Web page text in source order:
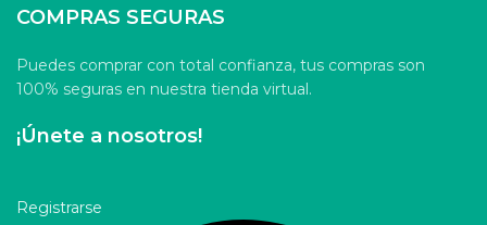
COMPRAS SEGURAS
Puedes comprar con total confianza, tus compras son
100% seguras en nuestra tienda virtual.
¡Únete a nosotros!
Registrarse